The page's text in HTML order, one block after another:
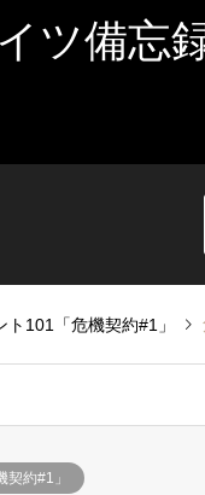
ツ備忘
ト101「危機契約#1」
約#1」